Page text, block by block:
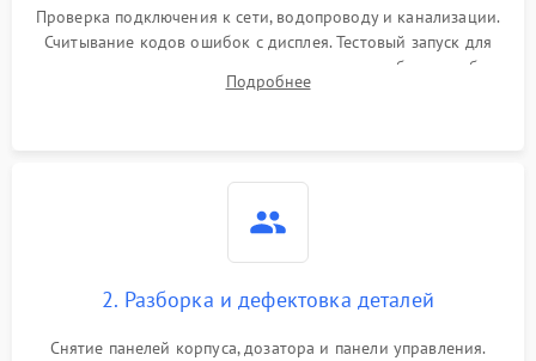
Проверка подключения к сети, водопроводу и канализации.
Считывание кодов ошибок с дисплея. Тестовый запуск для
выявления посторонних шумов, протечек или сбоев в работе
электронного модуля управления.
Подробнее
2. Разборка и дефектовка деталей
Снятие панелей корпуса, дозатора и панели управления.